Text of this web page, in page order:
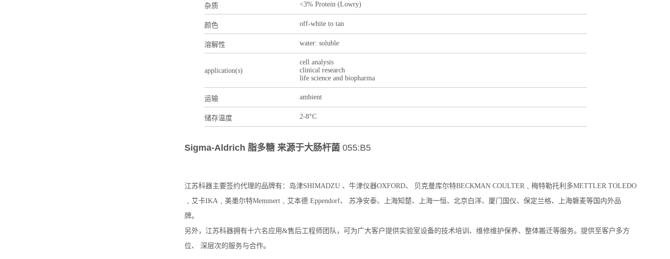
杂质 <3% Protein (Lowry)
颜色 off-white to tan
溶解性 water: soluble
application(s)
cell analysis
clinical research
life science and biopharma
运输 ambient
储存温度 2-8°C
Sigma-Aldrich 脂多糖 来源于大肠杆菌 055:B5
江苏科器主要签约代理的品牌有：岛津SHIMADZU 、牛津仪器OXFORD、 贝克曼库尔特BECKMAN COULTER﹑梅特勒托利多METTLER TOLEDO
﹑艾卡IKA﹑美墨尔特Memmert﹑艾本德 Eppendorf、 苏净安泰、上海知楚、上海一恒、北京白洋、厦门国仪、保定兰格、上海磐麦等国内外品
牌。
另外，江苏科器拥有十六名应用&售后工程师团队，可为广大客户提供实验室设备的技术培训、维修维护保养、整体搬迁等服务。提供至客户多方
位、 深层次的服务与合作。